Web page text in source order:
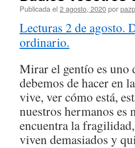
Publicada el 2 agosto, 2020por
Lecturas 2 de agosto.
ordinario.
Mirar el gentío es uno
debemos de hacer en
vive, ver cómo está,
nuestros hermanos es
encuentra la
viven demasiados y